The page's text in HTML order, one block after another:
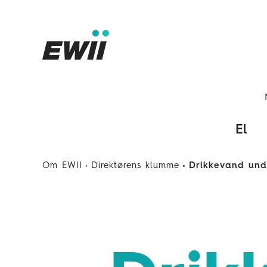
El
Om EWII Direktørens klumme Drikkevand